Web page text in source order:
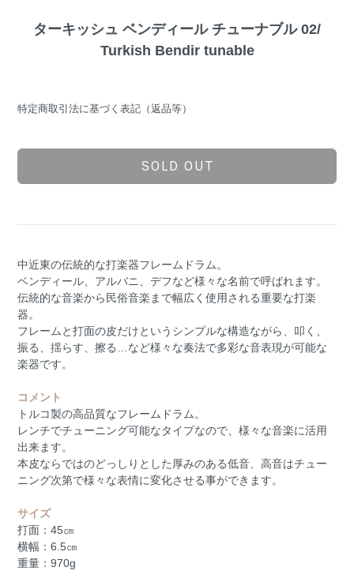
ターキッシュ ベンディール チューナブル 02/
Turkish Bendir tunable
特定商取引法に基づく表記（返品等）
SOLD OUT
中近東の伝統的な打楽器フレームドラム。
ベンディール、アルバニ、デフなど様々な名前で呼ばれます。
伝統的な音楽から民俗音楽まで幅広く使用される重要な打楽
器。
フレームと打面の皮だけというシンプルな構造ながら、叩く、
振る、揺らす、擦る…など様々な奏法で多彩な音表現が可能な
楽器です。
コメント
トルコ製の高品質なフレームドラム。
レンチでチューニング可能なタイプなので、様々な音楽に活用
出来ます。
本皮ならではのどっしりとした厚みのある低音、高音はチュー
ニング次第で様々な表情に変化させる事ができます。
サイズ
打面：45㎝
横幅：6.5㎝
重量：970g